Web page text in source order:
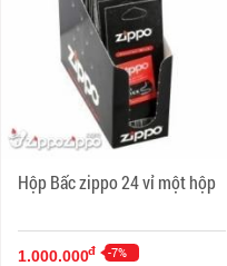
Hộp Bấc zippo 24 vỉ một hộp
1.000.000đ -7%